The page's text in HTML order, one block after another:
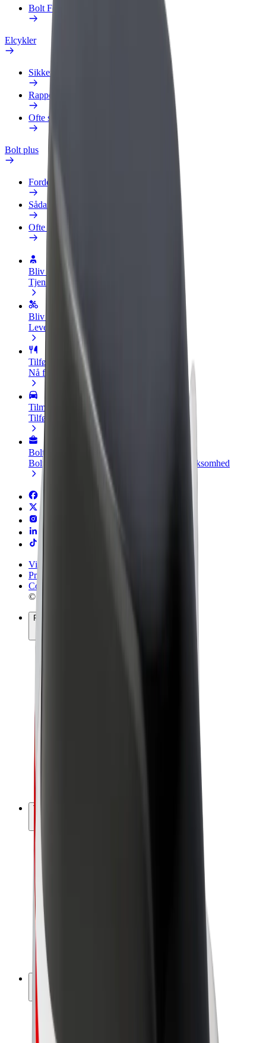
Bolt Food for Business
Elcykler
Sikkerhedscenter
Rapportér et problem
Ofte stillede spørgsmål
Bolt plus
Fordele
Sådan bliver du medlem
Ofte stillede spørgsmål
Bliv chauffør
Tjen penge på dine vilkår
Bliv leveringsperson
Lever mad og få udbetaling hver uge
Tilføj restaurant eller butik
Nå flere kunder og øg din indtjening
Tilmeld dig som flådeejer
Tilføj din flåde til Bolt, og øg din indtjening
Bolt for Business
Bolt-produkter og tjenester skaleret til din virksomhed
Vilkår og betingelser
Privatliv
Cookies
© 2026 Bolt Technology OÜ
Produkter
Tjen penge med Bolt
Virksomhed
Karrierer
Om Bolt